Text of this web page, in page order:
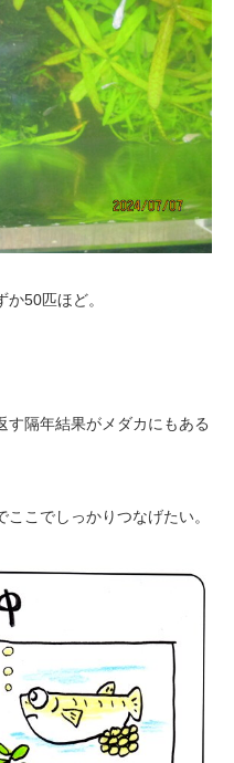
50匹ほど。
す隔年結果がメダカにもある
こでしっかりつなげたい。